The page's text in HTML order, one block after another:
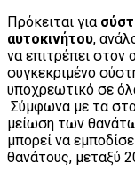
Πρόκειται για
αυτοκινήτου,
να επιτρέπει στον
συγκεκριμένο
υποχρεωτικό σε
Σύμφωνα με τα
μείωση των
μπορεί να
θανάτους, μεταξύ